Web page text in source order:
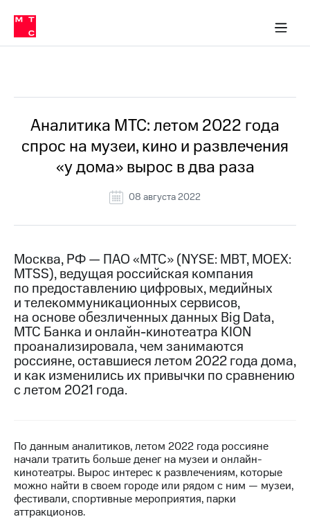
Медиа-центр
и акционерам
Устойчивое развитие
Комплаенс и деловая этика
компании
Карьера
История
компании
Руководство
информация
Контакты
Медиа-центр
Пресс-
релизы
МТС
о технологиях
Достижения
Интервью
Контакты
Новости
в
регионе
в МТС
Пресс-
релизы
МТС
о технологиях
Аналитика МТС: летом 2022 года
спрос на музеи, кино и развлечения
«у дома» вырос в два раза
08 августа 2022
Москва, РФ — ПАО «МТС» (NYSE: MBT, MOEX:
MTSS), ведущая российская компания
по предоставлению цифровых, медийных
и телекоммуникационных сервисов,
на основе обезличенных данных Big Data,
МТС Банка и онлайн-кинотеатра KION
проанализировала, чем занимаются
россияне, оставшиеся летом 2022 года дома,
и как изменились их привычки по сравнению
с летом 2021 года.
По данным аналитиков, летом 2022 года россияне
начали тратить больше денег на музеи и онлайн-
кинотеатры. Вырос интерес к развлечениям, которые
можно найти в своем городе или рядом с ним — музеи,
фестивали, спортивные мероприятия, парки
аттракционов.